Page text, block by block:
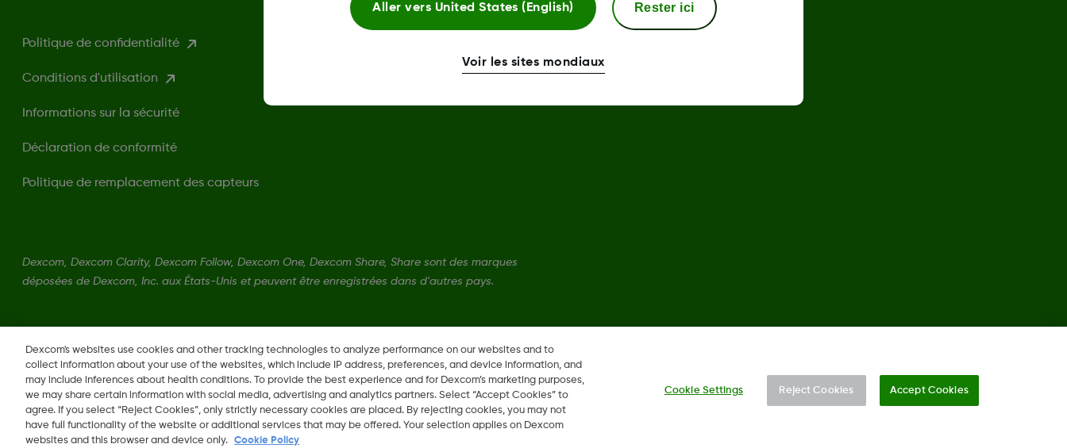
Politique de confidentialité
Conditions d'utilisation
Informations sur la sécurité
Déclaration de conformité
Politique de remplacement des capteurs
Dexcom, Dexcom Clarity, Dexcom Follow, Dexcom One, Dexcom Share, Share sont des marques
déposées de Dexcom, Inc. aux États-Unis et peuvent être enregistrées dans d'autres pays.
LU
Changer de région
Dexcom's websites use cookies and other tracking technologies to analyze performance on our websites and to
collect information about your use of the websites, which include IP address, preferences, and device information, and
may include inferences about health conditions. To provide the best experience and for Dexcom’s marketing purposes,
we may share certain information with social media, advertising and analytics partners. Select “Accept Cookies” to
agree. If you select “Reject Cookies”, only strictly necessary cookies are placed. By rejecting cookies, you may not
have full functionality of the website or additional services that may be offered. Your selection applies on Dexcom
websites and this browser and device only.
Cookie Policy
Cookie Settings Reject Cookies Accept Cookies
Aller vers United States (English) Rester ici
Voir les sites mondiaux